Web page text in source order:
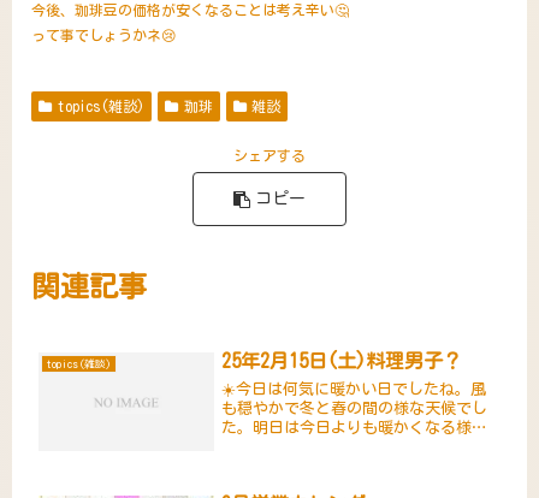
今後、珈琲豆の価格が安くなることは考え辛い🤔
って事でしょうかネ😢
topics(雑談) 珈琲 雑談
シェアする
コピー
関連記事
topics(雑談) 25年2月15日(土)料理男子？
☀️今日は何気に暖かい日でしたね。風
も穏やかで冬と春の間の様な天候でし
た。明日は今日よりも暖かくなる様で